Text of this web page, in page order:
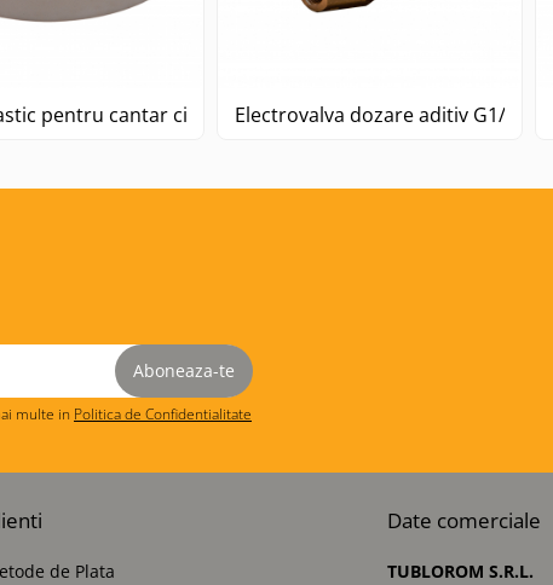
pentru cantar ciment Electrovalva dozare aditiv G1/2
multe in Politica de Confidentialitate
de Plata
Date comerciale
TUBLOROM S.R.L.